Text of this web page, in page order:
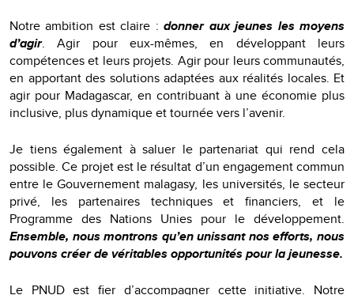
Notre ambition est claire :donner aux jeunes les moyens
d’agir. Agir pour eux-mêmes, en développant leurs
compétences et leurs projets. Agir pour leurs communautés,
en apportant des solutions adaptées aux réalités locales. Et
agir pour Madagascar, en contribuant à une économie plus
inclusive, plus dynamique et tournée vers l’avenir.
Je tiens également à saluer le partenariat qui rend cela
possible. Ce projet est le résultat d’un engagement commun
entre le Gouvernement malagasy, les universités, le secteur
privé, les partenaires techniques et financiers, et le
Programme des Nations Unies pour le développement.
Ensemble, nous montrons qu’en unissant nos efforts, nous
pouvons créer de véritables opportunités pour la jeunesse.
Le PNUD est fier d’accompagner cette initiative. Notre